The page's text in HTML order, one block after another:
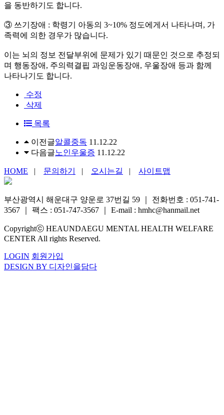
을 동반하기도 합니다.
③ 쓰기장애 : 학령기 아동의 3~10% 정도에게서 나타나며, 가
족력에 의한 경우가 많습니다.
이는 뇌의 정보 전달부위에 문제가 있기 때문인 것으로 추정되
며 행동장애, 주의력결핍 과잉운동장애, 우울장애 등과 함께
나타나기도 합니다.
수정
삭제
목록
이전글알콜중독 11.12.22
다음글노인우울증 11.12.22
HOME | 문의하기 | 오시는길 | 사이트맵
부산광역시 해운대구 양운로 37번길 59
전화번호 : 051-741-
3567
팩스 : 051-747-3567 E-mail : hmhc@hanmail.net
Copyrightⓒ HEAUNDAEGU MENTAL HEALTH WELFARE
CENTER All rights Reserved.
LOGIN 회원가입
DESIGN BY 디자인을담다